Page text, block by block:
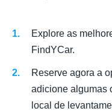
Explore as
FindYCar.
Reserve agora a
adicione algumas
local de